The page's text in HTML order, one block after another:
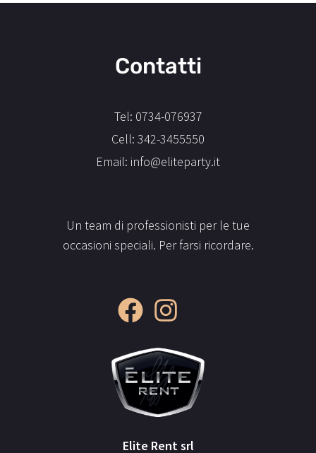
Contatti
Tel: 0734-076937
Cell: 342-3455550
Email: info@eliteparty.it
Un team di professionisti per le tue
occasioni speciali. Per farsi ricordare.
Elite Rent srl